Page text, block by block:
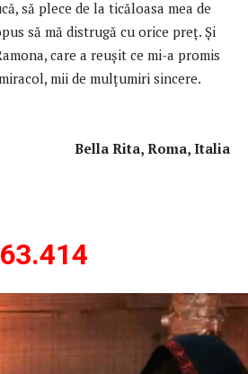
să plece de la ticăloasa mea de
să mă distrugă cu orice preț. Şi
care a reuşit ce mi-a promis
mii de mulțumiri sincere.
Bella Rita, Roma, Italia